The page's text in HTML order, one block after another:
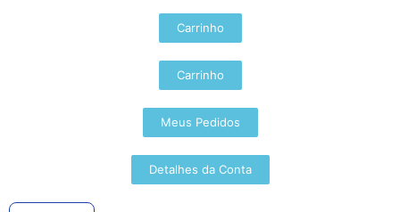
Carrinho
Carrinho
Meus Pedidos
Detalhes da Conta